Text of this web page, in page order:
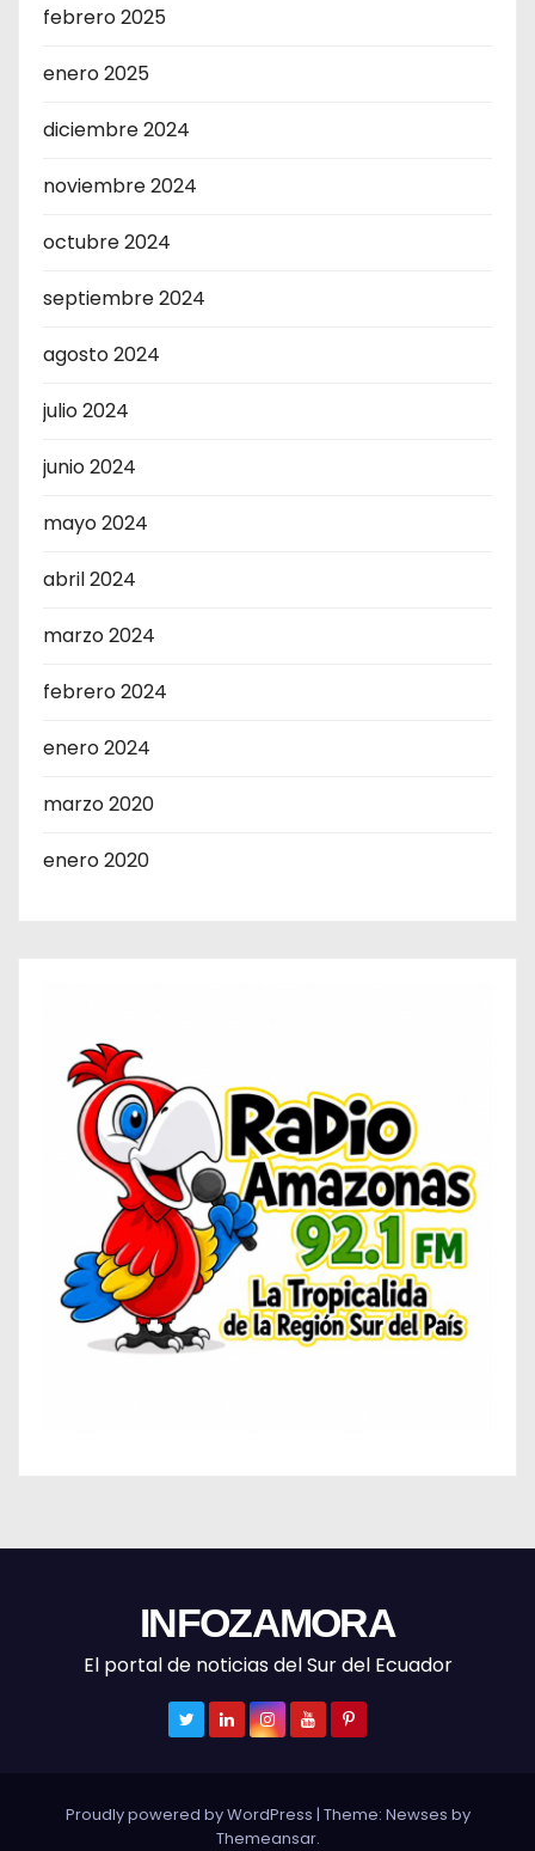
febrero 2025
enero 2025
diciembre 2024
noviembre 2024
octubre 2024
septiembre 2024
agosto 2024
julio 2024
junio 2024
mayo 2024
abril 2024
marzo 2024
febrero 2024
enero 2024
marzo 2020
enero 2020
INFOZAMORA
El portal de noticias del Sur del Ecuador
Proudly powered by WordPress | Theme: Newses by
Themeansar.